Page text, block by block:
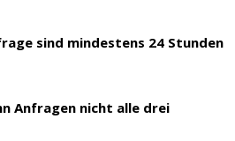
sind mindestens 24 Stunden
Anfragen nicht alle drei